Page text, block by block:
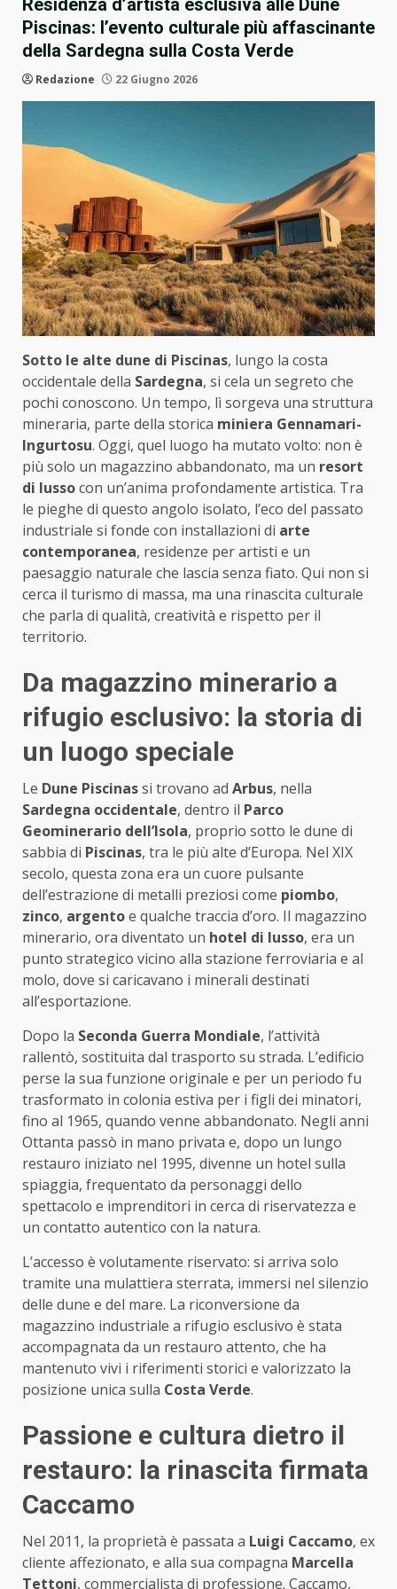
Residenza d’artista esclusiva alle Dune
Piscinas: l’evento culturale più affascinante
della Sardegna sulla Costa Verde
Redazione 22 Giugno 2026
Sotto le alte dune di Piscinas, lungo la costa
occidentale della Sardegna, si cela un segreto che
pochi conoscono. Un tempo, lì sorgeva una struttura
mineraria, parte della storica miniera Gennamari-
Ingurtosu. Oggi, quel luogo ha mutato volto: non è
più solo un magazzino abbandonato, ma un resort
di lussocon un’anima profondamente artistica. Tra
le pieghe di questo angolo isolato, l’eco del passato
industriale si fonde con installazioni di arte
contemporanea, residenze per artisti e un
paesaggio naturale che lascia senza fiato. Qui non si
cerca il turismo di massa, ma una rinascita culturale
che parla di qualità, creatività e rispetto per il
territorio.
Da magazzino minerario a
rifugio esclusivo: la storia di
un luogo speciale
Le Dune Piscinassi trovano ad Arbus, nella
Sardegna occidentale, dentro il Parco
Geominerario dell’Isola, proprio sotto le dune di
sabbia di Piscinas, tra le più alte d’Europa. Nel XIX
secolo, questa zona era un cuore pulsante
dell’estrazione di metalli preziosi come piombo,
zinco, argentoe qualche traccia d’oro. Il magazzino
minerario, ora diventato un hotel di lusso, era un
punto strategico vicino alla stazione ferroviaria e al
molo, dove si caricavano i minerali destinati
all’esportazione.
Dopo la Seconda Guerra Mondiale, l’attività
rallentò, sostituita dal trasporto su strada. L’edificio
perse la sua funzione originale e per un periodo fu
trasformato in colonia estiva per i figli dei minatori,
fino al 1965, quando venne abbandonato. Negli anni
Ottanta passò in mano privata e, dopo un lungo
restauro iniziato nel 1995, divenne un hotel sulla
spiaggia, frequentato da personaggi dello
spettacolo e imprenditori in cerca di riservatezza e
un contatto autentico con la natura.
L’accesso è volutamente riservato: si arriva solo
tramite una mulattiera sterrata, immersi nel silenzio
delle dune e del mare. La riconversione da
magazzino industriale a rifugio esclusivo è stata
accompagnata da un restauro attento, che ha
mantenuto vivi i riferimenti storici e valorizzato la
posizione unica sulla Costa Verde.
Passione e cultura dietro il
restauro: la rinascita firmata
Caccamo
Nel 2011, la proprietà è passata a Luigi Caccamo, ex
cliente affezionato, e alla sua compagna Marcella
Tettoni, commercialista di professione. Caccamo,